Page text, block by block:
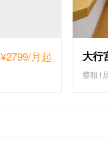
¥2799/月起 大行
整租1